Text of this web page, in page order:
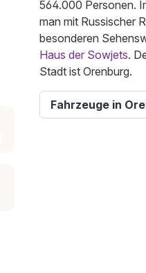
564.000 Personen.
man mit Russischer
besonderen
Haus der Sowjets.
Stadt ist Orenburg.
Fahrzeuge in